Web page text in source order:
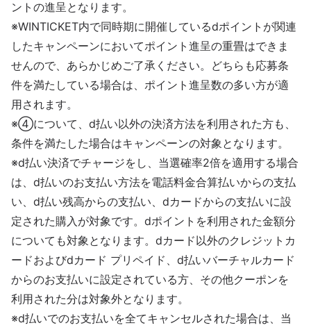
ントの進呈となります。
※WINTICKET内で同時期に開催しているdポイントが関連
したキャンペーンにおいてポイント進呈の重畳はできま
せんので、あらかじめご了承ください。どちらも応募条
件を満たしている場合は、ポイント進呈数の多い方が適
用されます。
※➃について、d払い以外の決済方法を利用された方も、
条件を満たした場合はキャンペーンの対象となります。
※d払い決済でチャージをし、当選確率2倍を適用する場合
は、d払いのお支払い方法を電話料金合算払いからの支払
い、d払い残高からの支払い、dカードからの支払いに設
定された購入が対象です。dポイントを利用された金額分
についても対象となります。dカード以外のクレジットカ
ードおよびdカード プリペイド、d払いバーチャルカード
からのお支払いに設定されている方、その他クーポンを
利用された分は対象外となります。
※d払いでのお支払いを全てキャンセルされた場合は、当